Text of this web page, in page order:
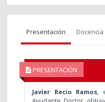
Presentación Docencia
PRESENTACIÓN
Javier Recio Ramos,